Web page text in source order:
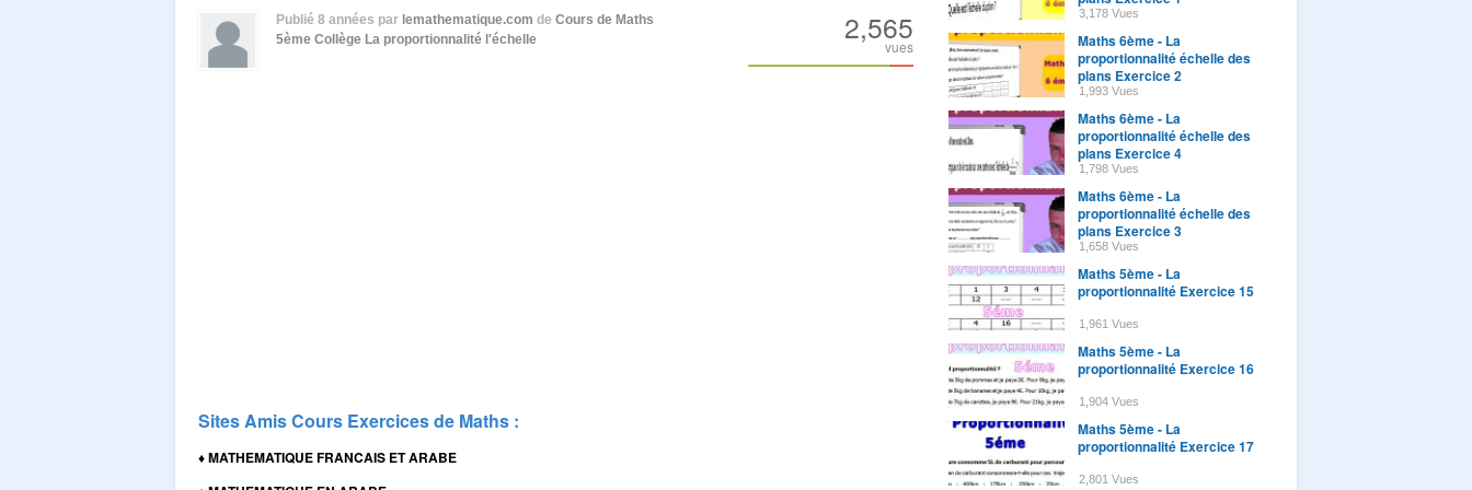
Publié 8 années par lemathematique.com de Cours de Maths
5ème Collège La proportionnalité l'échelle 2,565
vues
Sites Amis Cours Exercices de Maths :
♦MATHEMATIQUE FRANCAIS ET ARABE
3,178 Vues
Maths 6ème - La
proportionnalité échelle des
plans Exercice 2
1,993 Vues
Maths 6ème - La
proportionnalité échelle des
plans Exercice 4
1,798 Vues
Maths 6ème - La
proportionnalité échelle des
plans Exercice 3
1,658 Vues
Maths 5ème - La
proportionnalité Exercice 15
1,961 Vues
Maths 5ème - La
proportionnalité Exercice 16
1,904 Vues
Maths 5ème - La
proportionnalité Exercice 17
2,801 Vues